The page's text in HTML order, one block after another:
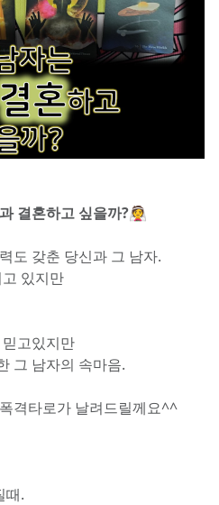
결혼하고 싶을까?👰
도 갖춘 당신과 그 남자.
있지만
고있지만
그 남자의 속마음.
격타로가 날려드릴께요^^
때.